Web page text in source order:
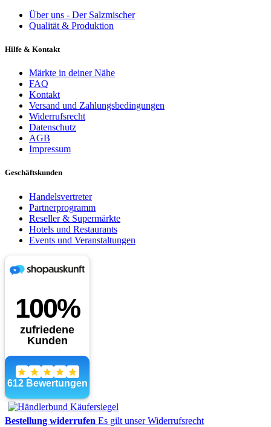
Über uns - Der Salzmischer
Qualität & Produktion
Hilfe & Kontakt
Märkte in deiner Nähe
FAQ
Kontakt
Versand und Zahlungsbedingungen
Widerrufsrecht
Datenschutz
AGB
Impressum
Geschäftskunden
Handelsvertreter
Partnerprogramm
Reseller & Supermärkte
Hotels und Restaurants
Events und Veranstaltungen
Bestellung widerrufen Es gilt unser Widerrufsrecht